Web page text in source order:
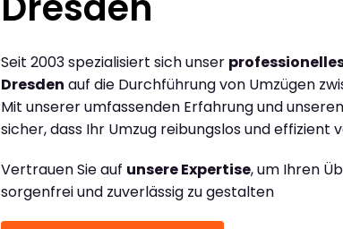
Seit 2003 spezialisiert sich unser
Dresden auf die Durchführung von Umzügen
Mit unserer umfassenden Erfahrung und
sicher, dass Ihr Umzug reibungslos und effizient
Vertrauen Sie auf unsere Expertise, um Ihren
sorgenfrei und zuverlässig zu gestalten